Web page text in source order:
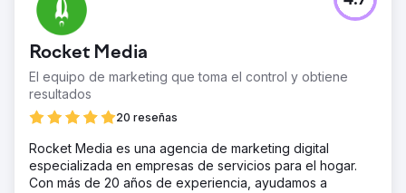
Los anuncios programáticos y sociales de Fremont Street
Experience estaban saturados, lo que generaba una
menor interacción y un rendimiento de ingresos
deficiente. El objetivo era rediseñar estos anuncios para
mejorar la visibilidad, la interacción y el retorno de la
inversión publicitaria (ROAS).
La solución
de 3M para analizar y diseñar diseños de anuncios
limpios y de alto contraste. Se crearon cuatro variaciones
de anuncios, centrándose en la ubicación del texto y los
Rocket Media
El equipo de marketing que toma el control y obtiene
resultados
20 reseñas
Rocket Media es una agencia de marketing digital
especializada en empresas de servicios para el hogar.
Con más de 20 años de experiencia, ayudamos a